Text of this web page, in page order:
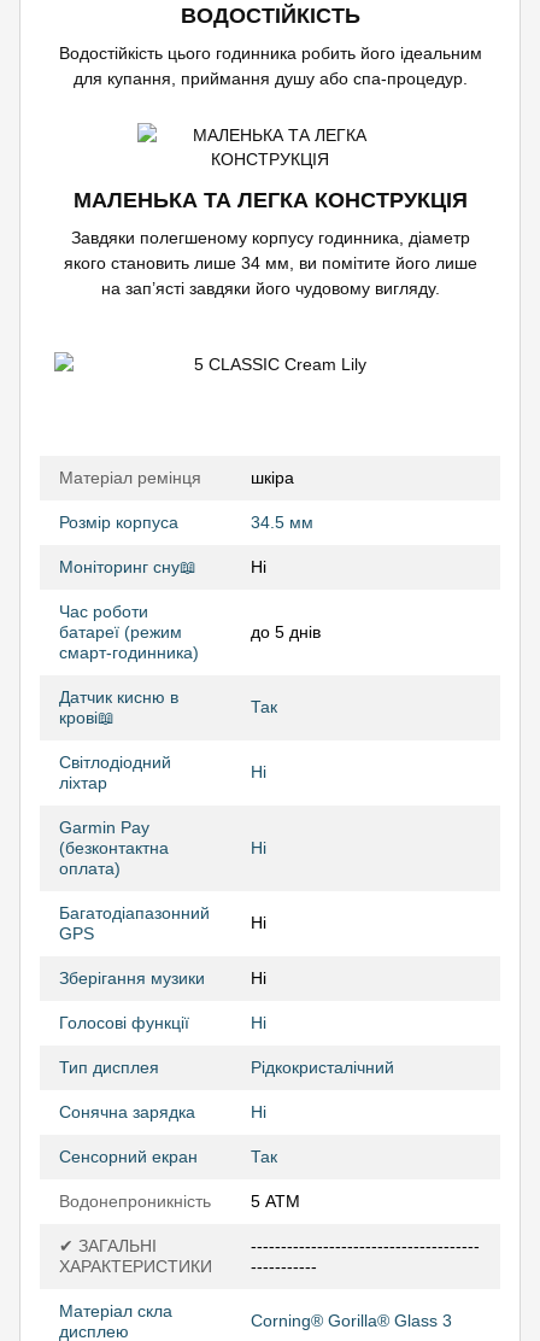
ВОДОСТІЙКІСТЬ
Водостійкість цього годинника робить його ідеальним
для купання, приймання душу або спа-процедур.
МАЛЕНЬКА ТА ЛЕГКА КОНСТРУКЦІЯ
Завдяки полегшеному корпусу годинника, діаметр
якого становить лише 34 мм, ви помітите його лише
на зап’ясті завдяки його чудовому вигляду.
Матеріал ремінця шкіра
Розмір корпуса 34.5 мм
Моніторинг сну📖 Ні
Час роботи
батареї (режим
смарт-годинника)
до 5 днів
Датчик кисню в
крові📖
Так
Світлодіодний
ліхтар
Ні
Garmin Pay
(безконтактна
оплата)
Ні
Багатодіапазонний
GPS
Ні
Зберігання музики Ні
Голосові функції Ні
Тип дисплея Рідкокристалічний
Сонячна зарядка Ні
Сенсорний екран Так
Водонепроникність 5 АТМ
✔ ЗАГАЛЬНІ
ХАРАКТЕРИСТИКИ
--------------------------------------
-----------
Матеріал скла
дисплею
Corning® Gorilla® Glass 3